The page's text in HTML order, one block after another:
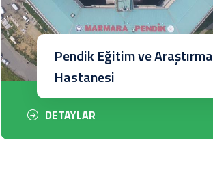
DETAYLAR
Pendik Eğitim ve Araştırma
Hastanesi